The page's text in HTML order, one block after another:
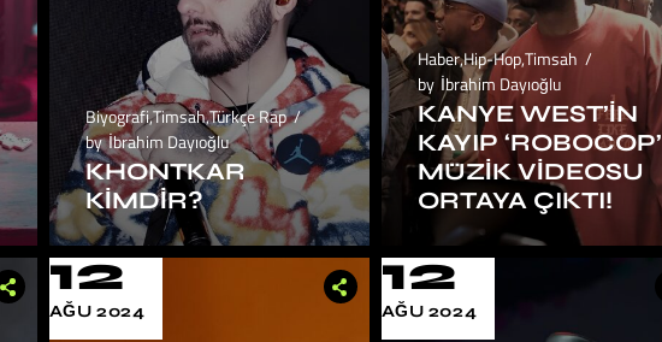
Biyografi,Timsah,Türkçe Rap
by İbrahim Dayıoğlu
KHONTKAR
KIMDIR?
Haber,Hip-Hop,Timsah
by İbrahim Dayıoğlu
KANYE WEST’IN
KAYIP ‘ROBOCOP’
MÜZIK VIDEOSU
ORTAYA ÇIKTI!
12
AĞU 2024
12
AĞU 2024